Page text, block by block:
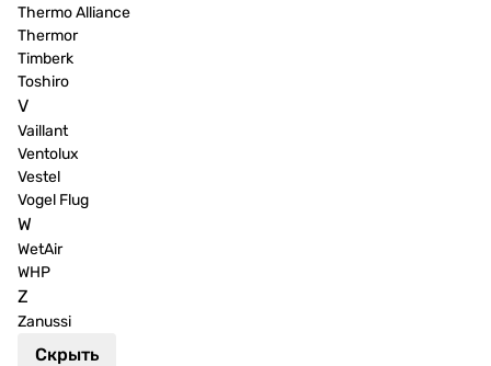
Thermo Alliance
Thermor
Timberk
Toshiro
V
Vaillant
Ventolux
Vestel
Vogel Flug
W
WetAir
WHP
Z
Zanussi
Скрыть